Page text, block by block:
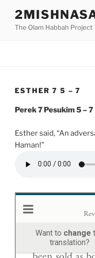
contentThe Olam Habbah Project
ESTHER 7 5 – 7
Perek 7 Pesukim 5 – 7
Esther said, “An
Haman!”